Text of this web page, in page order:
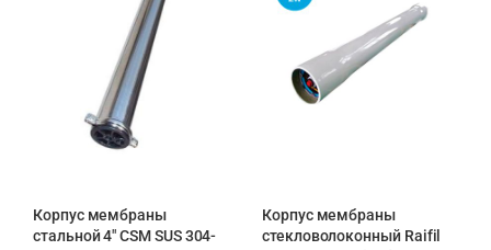
Корпус мембраны
стальной 4″ CSM SUS 304-
Корпус мембраны
стекловолоконный Raifil